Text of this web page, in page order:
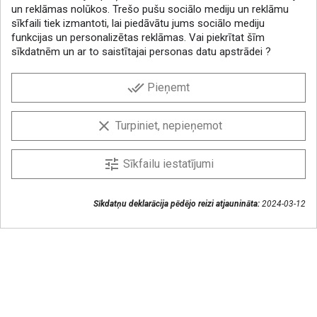
Iegūstiet labākos piedāvājumus!
Abonējiet biļetenu un vienmēr uzziniet jaunumus pirmais.
Es piekrītu, ka mani dati tiks saglabāti informatīvā
izdevuma saņemšanas nolūkā
un reklāmas nolūkos. Trešo pušu sociālo mediju un reklāmu
sīkfaili tiek izmantoti, lai piedāvātu jums sociālo mediju
funkcijas un personalizētas reklāmas. Vai piekrītat šīm
sīkdatnēm un ar to saistītajai personas datu apstrādei ?
done_all Pieņemt
clear Turpiniet, nepieņemot
tune Sīkfailu iestatījumi
Sīkdatņu deklarācija pēdējo reizi atjaunināta: 2024-03-12